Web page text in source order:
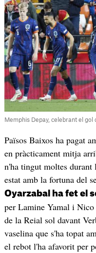
Memphis Depay, celebrant el gol
Països Baixos ha pagat
en pràcticament mitja
n'ha tingut moltes
estat amb la fortuna del
Oyarzabal ha fet el
per Lamine Yamal i
de la Reial sol davant
vaselina que s'ha topat
el rebot l'ha afavorit per